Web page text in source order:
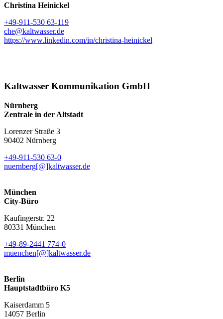
Christina Heinickel
+49-911-530 63-119
che@kaltwasser.de
https://www.linkedin.com/in/christina-heinickel
Kaltwasser Kommunikation GmbH
Nürnberg
Zentrale in der Altstadt
Lorenzer Straße 3
90402 Nürnberg
+49-911-530 63-0
nuernberg[@]kaltwasser.de
München
City-Büro
Kaufingerstr. 22
80331 München
+49-89-2441 774-0
muenchen[@]kaltwasser.de
Berlin
Hauptstadtbüro K5
Kaiserdamm 5
14057 Berlin